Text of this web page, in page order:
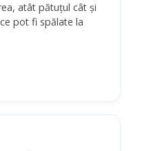
atât pătuțul cât și
pot fi spălate la